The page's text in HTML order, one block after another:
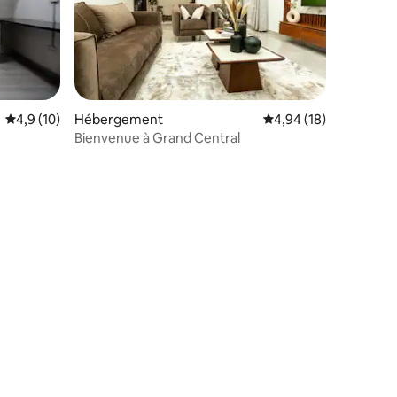
Évaluation moyenne sur la base de 10 commentaires : 4,9 sur 5
4,9 (10)
Hébergement Évaluation moyenne
4,94 (18)
Bienvenue à Grand Central